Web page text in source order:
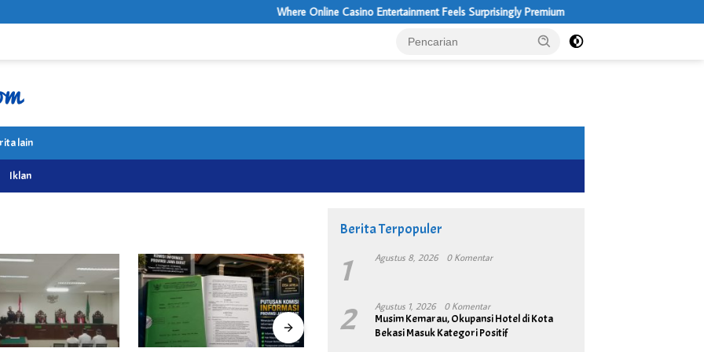
Where Online Casino Entertainment Feels Surprisingly Premium
lain
Iklan
Berita Terpopuler
1 Agustus 8, 2026 0 Komentar
2 Agustus 1, 2026 0 Komentar
Musim Kemarau, Okupansi Hotel di Kota
Bekasi Masuk Kategori Positif